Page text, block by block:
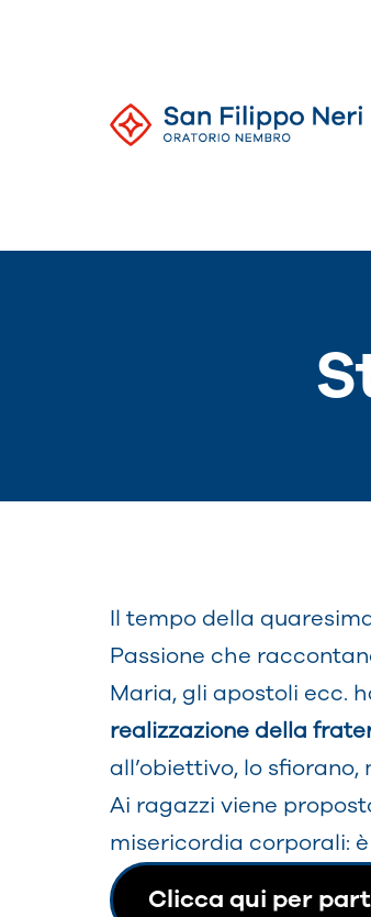
Nembro
Il tempo della
Passione che
Maria, gli apostoli ecc.
realizzazione della
all’obiettivo, lo
Ai ragazzi viene
misericordia corporali:
Clicca qui per